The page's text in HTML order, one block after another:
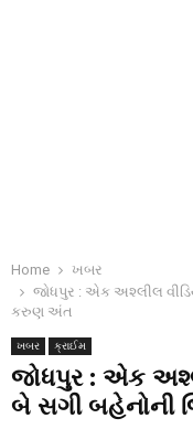
Home
ખબર
જોધપુર : એક અશ્લીલ
કરુણ અંત
ખબર ક્રાઈમ
જોધપુર : એક
બે સગી બહેનોની